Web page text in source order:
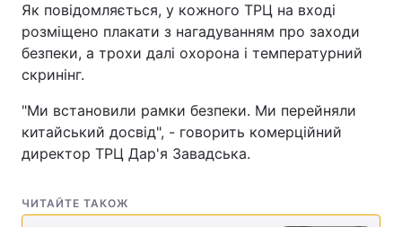
Економіка Світ
Спорт Наука
Зброя Інциденти
Цікавинки Погода
Як повідомляється, у кожного ТРЦ на вході
розміщено плакати з нагадуванням про заходи
безпеки, а трохи далі охорона і температурний
скринінг.
"Ми встановили рамки безпеки. Ми перейняли
китайський досвід", - говорить комерційний
директор ТРЦ Дар'я Завадська.
ЧИТАЙТЕ ТАКОЖ